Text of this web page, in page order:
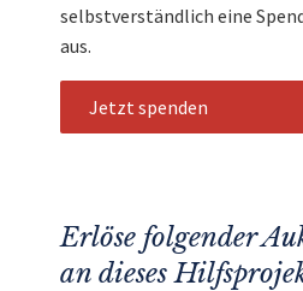
selbstverständlich eine
aus.
Jetzt spenden
Erlöse folgender
an dieses